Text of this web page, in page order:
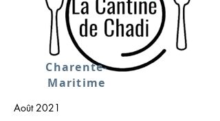
Charente-
Maritime
Août 2021